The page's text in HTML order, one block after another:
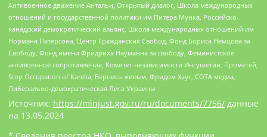
Антивоенное движение Антальи, Открытый диалог, Школа международных
отношений и государственной политики им Питера Мунка, Российско-
канадский демократический альянс, Школа международных отношений им
Нормана Патерсона, Центр Гражданских Свобод, Фонд Бориса Немцова за
Свободу, Фонд имени Фридриха Науманна за свободу, Феминистское
антивоенное сопротивление, Комитет независимости Ингушетии, Прометей,
Stop Occupation of Karelia, Вернись живым, Фридом Хаус, СОТА медиа,
Либерально-демократическая Лига Украины
Источник: https://minjust.gov.ru/ru/documents/7756/ данные
на 13.05.2024